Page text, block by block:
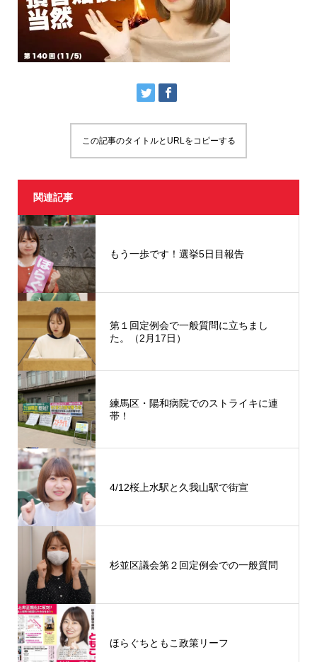
この記事のタイトルとURLをコピーする
関連記事
もう一歩です！選挙5日目報告
第１回定例会で一般質問に立ちまし
た。（2月17日）
練馬区・陽和病院でのストライキに連
帯！
4/12桜上水駅と久我山駅で街宣
杉並区議会第２回定例会での一般質問
ほらぐちともこ政策リーフ